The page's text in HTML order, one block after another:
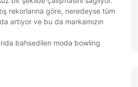
rekorlarına göre, neredeyse tüm
artıyor ve bu da markamızın
bahsedilen moda bowling